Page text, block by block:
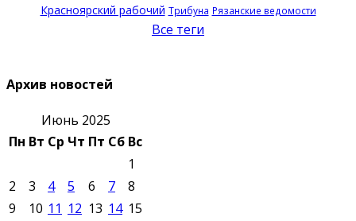
Красноярский рабочий Трибуна Рязанские ведомости
Все теги
Архив новостей
Июнь 2025
Пн Вт Ср Чт Пт Сб Вс
1
2
3 4 5 6 7
8
9
10 11 12 13 14 15